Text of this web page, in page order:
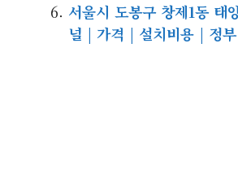
서울시 도봉구 창제1동 태
널 | 가격 | 설치비용 | 정